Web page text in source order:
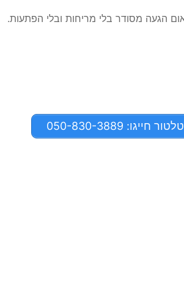
הגעה מסודר בלי מריחות ובלי הפתעות.
050-830-3889